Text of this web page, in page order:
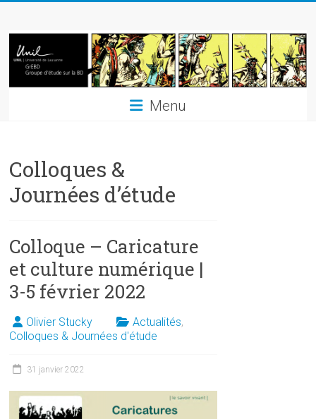
content
GrEBD
Groupe
d'étude
sur
Menu
Colloques &
Journées d’étude
Colloque – Caricature
et culture numérique |
3-5 février 2022
Olivier Stucky Actualités,
Colloques & Journées d'étude
31 janvier 2022